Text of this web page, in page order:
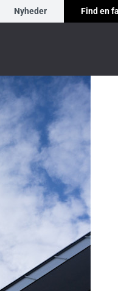
Nyheder Find en